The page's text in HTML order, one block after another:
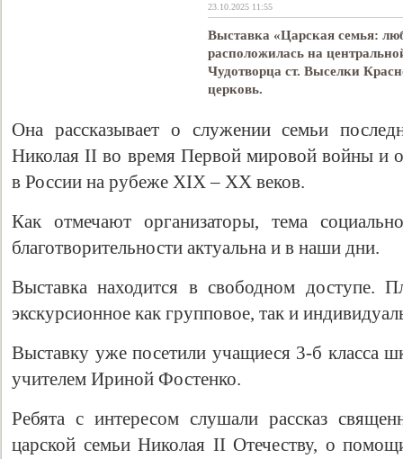
23.10.2025 11:55
Выставка «Царская семья:
расположилась на
Чудотворца ст. Выселки
церковь.
Она рассказывает о служении семьи
Николая II во время Первой мировой войны и о
в России на рубеже XIX – XX веков.
Как отмечают организаторы, тема
благотворительности актуальна и в наши дни.
Выставка находится в свободном доступе.
экскурсионное как групповое, так и
Выставку уже посетили учащиеся 3-б класса
учителем Ириной Фостенко.
Ребята с интересом слушали рассказ
царской семьи Николая II Отечеству, о